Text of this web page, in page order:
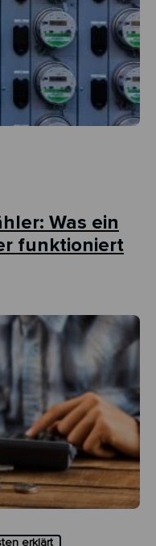
Was ein
funktioniert
erklärt